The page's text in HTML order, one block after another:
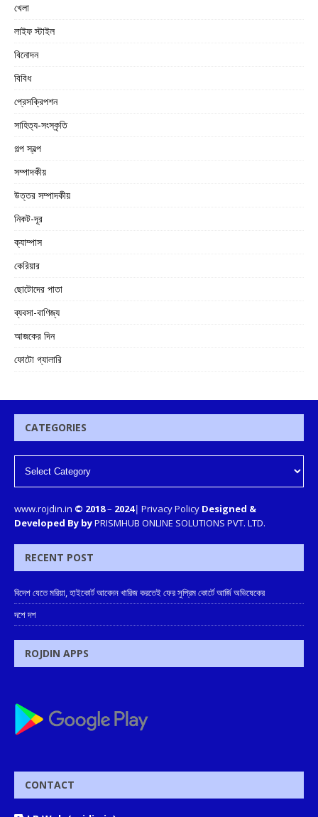
খেলা
লাইফ স্টাইল
বিনোদন
বিবিধ
প্রেসক্রিপশন
সাহিত্য-সংস্কৃতি
গল্প স্বল্প
সম্পাদকীয়
উত্তর সম্পাদকীয়
নিকট-দূর
ক্যাম্পাস
কেরিয়ার
ছোটোদের পাতা
ব্যবসা-বাণিজ্য
আজকের দিন
ফোটো গ্যালারি
CATEGORIES
www.rojdin.in © 2018– 2024| Privacy Policy Designed &
Developed By byPRISMHUB ONLINE SOLUTIONS PVT. LTD.
RECENT POST
বিদেশ যেতে মরিয়া, হাইকোর্ট আবেদন খারিজ করতেই ফের সুপ্রিম কোর্টে আর্জি অভিষেকের
দশে দশ
ROJDIN APPS
CONTACT